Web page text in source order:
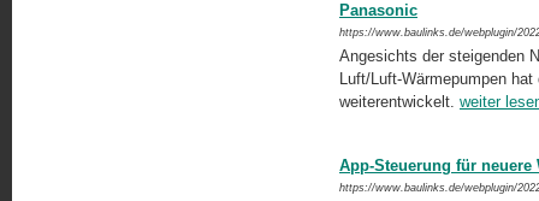
Panasonic
https://www.baulinks.de/webplugin/
Angesichts der steigenden
Luft/Luft-Wärmepumpen
weiterentwickelt. weiter
App-Steuerung für
https://www.baulinks.de/webplugin/